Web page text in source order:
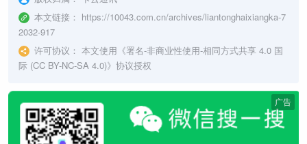
本文链接： https://10043.com.cn/archives/liantonghaixiangka-7
2032-917
许可协议： 本文使用《署名-非商业性使用-相同方式共享 4.0 国
际 (CC BY-NC-SA 4.0)》协议授权
广告